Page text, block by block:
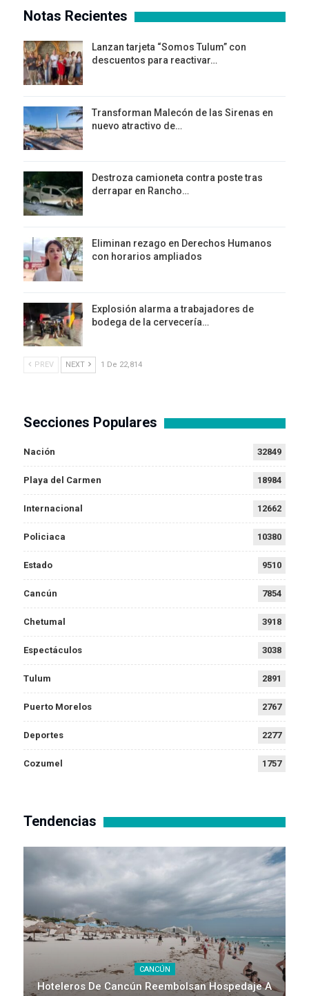
Notas Recientes
Lanzan tarjeta “Somos Tulum” con
descuentos para reactivar…
Transforman Malecón de las Sirenas en
nuevo atractivo de…
Destroza camioneta contra poste tras
derrapar en Rancho…
Eliminan rezago en Derechos Humanos
con horarios ampliados
Explosión alarma a trabajadores de
bodega de la cervecería…
PREV NEXT 1 De 22,814
Secciones Populares
Nación 32849
Playa del Carmen 18984
Internacional 12662
Policiaca 10380
Estado 9510
Cancún 7854
Chetumal 3918
Espectáculos 3038
Tulum 2891
Puerto Morelos 2767
Deportes 2277
Cozumel 1757
Tendencias
CANCÚN
Hoteleros De Cancún Reembolsan Hospedaje A